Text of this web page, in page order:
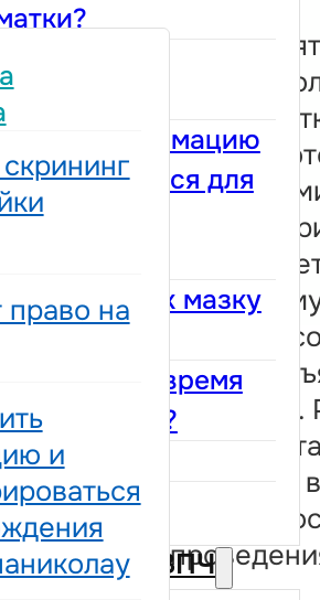
информацию
для
мазка
к мазку
во время
против ВПЧ
право на
и
После
клетки,
шейки
который
этом и
значение.
обычно
доступен
недель